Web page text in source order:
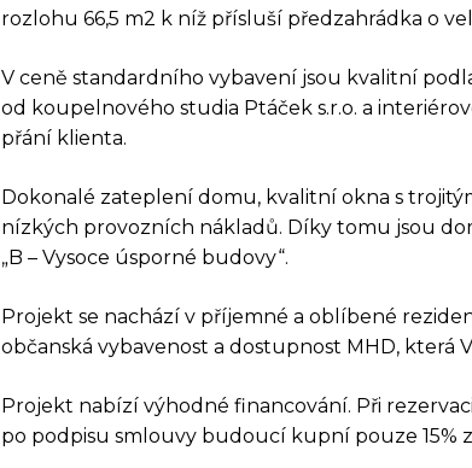
rozlohu 66,5 m2 k níž přísluší předzahrádka o
V ceně standardního vybavení jsou kvalitní
od koupelnového studia Ptáček s.r.o. a
přání klienta.
Dokonalé zateplení domu, kvalitní okna s
nízkých provozních nákladů. Díky tomu jsou
„B – Vysoce úsporné budovy“.
Projekt se nachází v příjemné a oblíbené
občanská vybavenost a dostupnost MHD, která
Projekt nabízí výhodné financování. Při
po podpisu smlouvy budoucí kupní pouze 15%
DOTAZ K